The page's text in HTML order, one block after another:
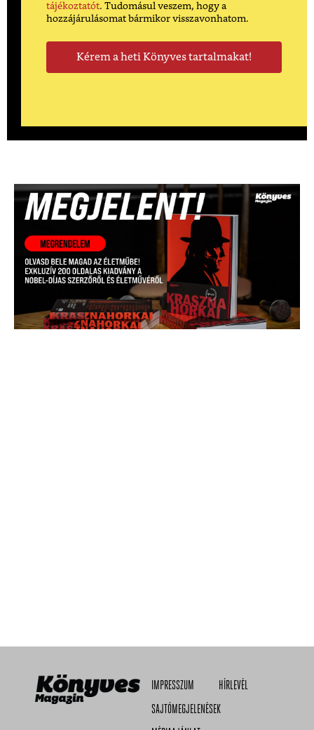
tájékoztatót. Tudomásul veszem, hogy a
hozzájárulásomat bármikor visszavonhatom.
IMPRESSZUM
HÍRLEVÉL
SAJTÓMEGJELENÉSEK